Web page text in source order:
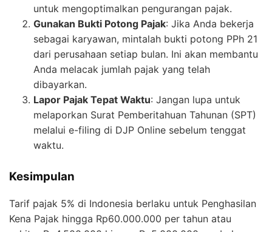
untuk mengoptimalkan pengurangan pajak.
Gunakan Bukti Potong Pajak: Jika Anda bekerja
sebagai karyawan, mintalah bukti potong PPh 21
dari perusahaan setiap bulan. Ini akan membantu
Anda melacak jumlah pajak yang telah
dibayarkan.
Lapor Pajak Tepat Waktu: Jangan lupa untuk
melaporkan Surat Pemberitahuan Tahunan (SPT)
melalui e-filing di DJP Online sebelum tenggat
waktu.
Kesimpulan
Tarif pajak 5% di Indonesia berlaku untuk Penghasilan
Kena Pajak hingga Rp60.000.000 per tahun atau